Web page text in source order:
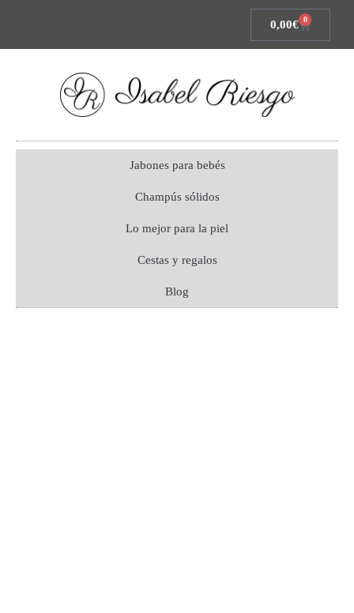
0,00€ 0
Jabones para bebés
Champús sólidos
Lo mejor para la piel
Cestas y regalos
Blog